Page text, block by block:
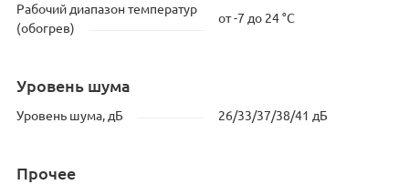
Рабочий диапазон температур
(обогрев)
от -7 до 24 °C
Уровень шума
Уровень шума, дБ 26/33/37/38/41 дБ
Прочее